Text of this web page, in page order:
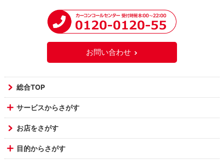
お問い合わせ
総合TOP
サービスからさがす
お店をさがす
目的からさがす